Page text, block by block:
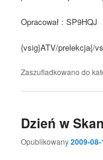
Opracował : SP9HQJ
{vsig}ATV/prelekcja{/
Zaszufladkowano do
Dzień w
Opublikowany2009-